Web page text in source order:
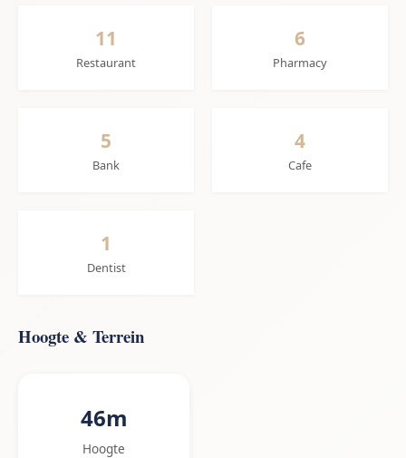
11
Restaurant
6
Pharmacy
5
Bank
4
Cafe
1
Dentist
Hoogte & Terrein
46m
Hoogte